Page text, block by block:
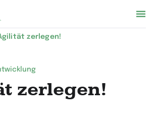
zerlegen!
zerlegen!